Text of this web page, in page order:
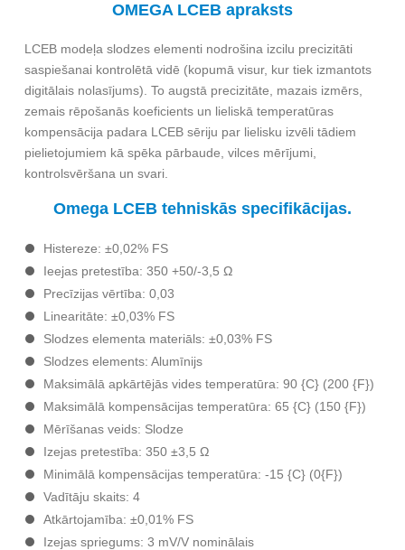
OMEGA LCEB apraksts
LCEB modeļa slodzes elementi nodrošina izcilu precizitāti
saspiešanai kontrolētā vidē (kopumā visur, kur tiek izmantots
digitālais nolasījums). To augstā precizitāte, mazais izmērs,
zemais rēpošanās koeficients un lieliskā temperatūras
kompensācija padara LCEB sēriju par lielisku izvēli tādiem
pielietojumiem kā spēka pārbaude, vilces mērījumi,
kontrolsvēršana un svari.
Omega LCEB tehniskās specifikācijas.
Histereze: ±0,02% FS
Ieejas pretestība: 350 +50/-3,5 Ω
Precīzijas vērtība: 0,03
Linearitāte: ±0,03% FS
Slodzes elementa materiāls: ±0,03% FS
Slodzes elements: Alumīnijs
Maksimālā apkārtējās vides temperatūra: 90 {C} (200 {F})
Maksimālā kompensācijas temperatūra: 65 {C} (150 {F})
Mērīšanas veids: Slodze
Izejas pretestība: 350 ±3,5 Ω
Minimālā kompensācijas temperatūra: -15 {C} (0{F})
Vadītāju skaits: 4
Atkārtojamība: ±0,01% FS
Izejas spriegums: 3 mV/V nominālais